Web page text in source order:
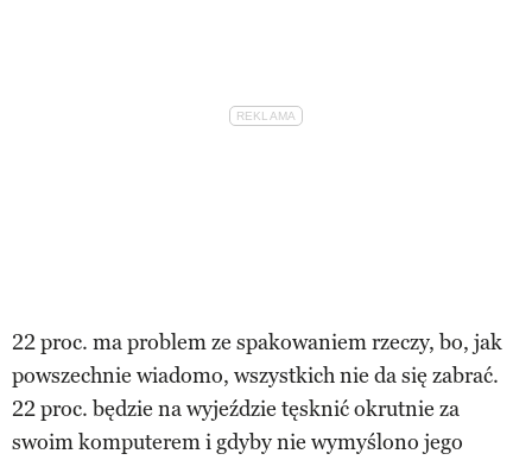
22 proc. ma problem ze spakowaniem rzeczy, bo, jak
powszechnie wiadomo, wszystkich nie da się zabrać.
22 proc. będzie na wyjeździe tęsknić okrutnie za
swoim komputerem i gdyby nie wymyślono jego